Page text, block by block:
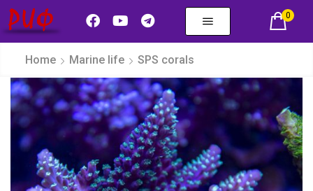
0
Home Marine life SPS corals